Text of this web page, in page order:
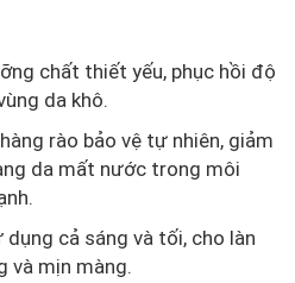
chất thiết yếu, phục hồi độ
da khô.
rào bảo vệ tự nhiên, giảm
da mất nước trong môi
dụng cả sáng và tối, cho làn
và mịn màng.